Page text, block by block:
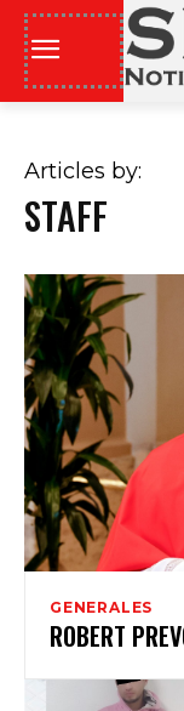
Articles by:
STAFF
GENERALES
ROBERT